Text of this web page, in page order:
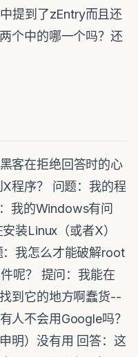
提到了zEntry而且还
个中的哪一个吗？还
客在拒绝回答时的心
程序？ 问题：我的程
我的Windows有问
装Linux（或者X）
我怎么才能破解root
呢？ 提问：我能在
到它的地方啊蠢货--
人不会用Google吗？
明）没有用 回答：这